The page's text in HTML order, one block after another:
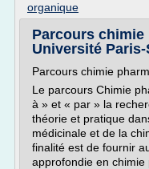
organique
Parcours chimie
Université Paris-
Parcours chimie
Le parcours Chimie
à » et « par » la
théorie et pratique
médicinale et de la
finalité est de fournir
approfondie en